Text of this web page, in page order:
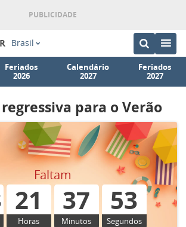
Brasil
Feriados
2026
Calendário
2027
Feriados
2027
para o Verão
Faltam
21
Horas
37
Minutos
53
Segundos